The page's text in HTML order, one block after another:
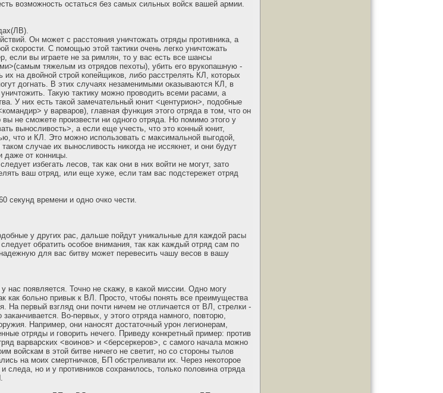
возможность остаться без самых сильных войск вашей армии.
Он может с расстояния уничтожать отряды противника, а
скорости. С помощью этой тактики очень легко уничтожать
если вы играете не за римлян, то у вас есть все шансы
тяжелым из отрядов пехоты), убить его врукопашную -
на двойной строй копейщиков, либо расстрелять КЛ, которых
догнать. В этих случаях незаменимыми оказываются КЛ, в
Такую тактику можно проводить всеми расами, а
У них есть такой замечательный юнит <центурион>, подобные
у варваров), главная функция этого отряда в том, что он
не сможете произвести ни одного отряда. Но помимо этого у
выносливость>, а если еще учесть, что это конный юнит,
что и КЛ. Это можно использовать с максимальной выгодой,
случае их выносливость никогда не иссякнет, и они будут
даже от конницы.
избегать лесов, так как они в них войти не могут, зато
ваш отряд, или еще хуже, если там вас подстережет отряд
секунд времени и одно очко чести.
у других рас, дальше пойдут уникальные для каждой расы
обратить особое внимания, так как каждый отряд сам по
для вас битву может перевесить чашу весов в вашу
нас появляется. Точно не скажу, в какой миссии. Одно могу
как больно привык к ВЛ. Просто, чтобы понять все преимущества
На первый взгляд они почти ничем не отличается от ВЛ, стрелки -
Во-первых, у этого отряда намного, повторю,
Например, они наносят достаточный урон легионерам,
отряды и говорить нечего. Приведу конкретный пример: против
варварских <воинов> и <берсеркеров>, с самого начала можно
войскам в этой битве ничего не светит, но со стороны тылов
на моих смертничков, БП обстреливали их. Через некоторое
следа, но и у противников сохранилось, только половина отряда